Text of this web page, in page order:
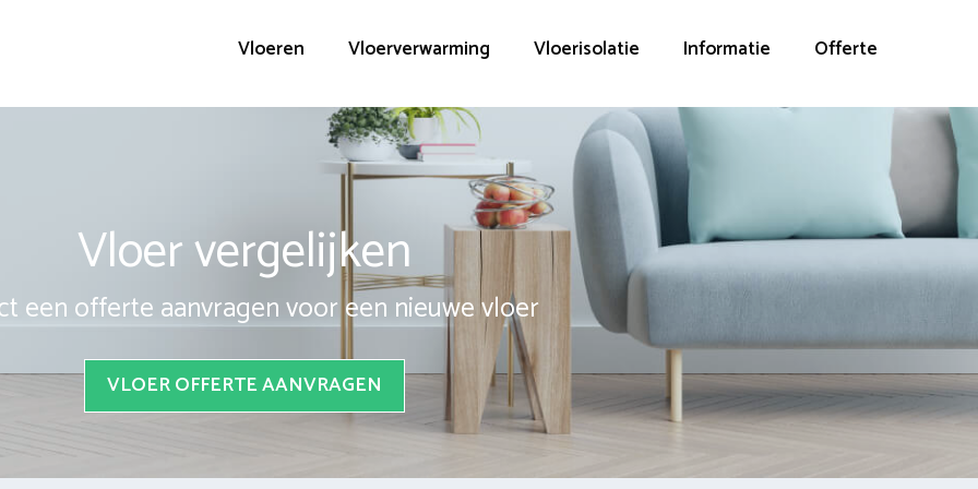
Vloeren Vloerverwarming Vloerisolatie Informatie Offerte
Vloer vergelijken
een offerte aanvragen voor een nieuwe vloer
VLOER OFFERTE AANVRAGEN